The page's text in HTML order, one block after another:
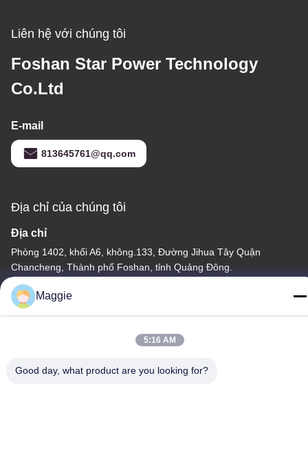
Liên hệ với chúng tôi
Foshan Star Power Technology
Co.Ltd
E-mail
813645761@qq.com
Địa chỉ của chúng tôi
Địa chỉ
Phòng 1402, khối A6, không.133, Đường Jihua Tây Quận
Chancheng, Thành phố Foshan, tỉnh Quảng Đông.
Điện thoại
Maggie
5:16 AM
Good day, what product are you looking for?